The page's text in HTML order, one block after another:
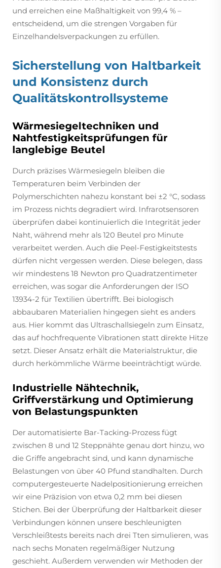
und erreichen eine Maßhaltigkeit von 99,4 % –
entscheidend, um die strengen Vorgaben für
Einzelhandelsverpackungen zu erfüllen.
Sicherstellung von Haltbarkeit
und Konsistenz durch
Qualitätskontrollsysteme
Wärmesiegeltechniken und
Nahtfestigkeitsprüfungen für
langlebige Beutel
Durch präzises Wärmesiegeln bleiben die
Temperaturen beim Verbinden der
Polymerschichten nahezu konstant bei ±2 °C, sodass
im Prozess nichts degradiert wird. Infrarotsensoren
überprüfen dabei kontinuierlich die Integrität jeder
Naht, während mehr als 120 Beutel pro Minute
verarbeitet werden. Auch die Peel-Festigkeitstests
dürfen nicht vergessen werden. Diese belegen, dass
wir mindestens 18 Newton pro Quadratzentimeter
erreichen, was sogar die Anforderungen der ISO
13934-2 für Textilien übertrifft. Bei biologisch
abbaubaren Materialien hingegen sieht es anders
aus. Hier kommt das Ultraschallsiegeln zum Einsatz,
das auf hochfrequente Vibrationen statt direkte Hitze
setzt. Dieser Ansatz erhält die Materialstruktur, die
durch herkömmliche Wärme beeinträchtigt würde.
Industrielle Nähtechnik,
Griffverstärkung und Optimierung
von Belastungspunkten
Der automatisierte Bar-Tacking-Prozess fügt
zwischen 8 und 12 Steppnähte genau dort hinzu, wo
die Griffe angebracht sind, und kann dynamische
Belastungen von über 40 Pfund standhalten. Durch
computergesteuerte Nadelpositionierung erreichen
wir eine Präzision von etwa 0,2 mm bei diesen
Stichen. Bei der Überprüfung der Haltbarkeit dieser
Verbindungen können unsere beschleunigten
Verschleißtests bereits nach drei Tten simulieren, was
nach sechs Monaten regelmäßiger Nutzung
geschieht. Außerdem verwenden wir Methoden der